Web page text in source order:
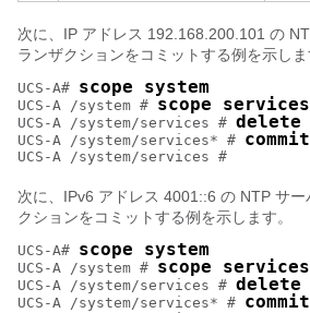
次に、IP アドレス 192.168.200.101 の
ランザクションをコミットする例を示しま
UCS-A# scope system
UCS-A /system # scope services
UCS-A /system/services # delete
UCS-A /system/services* #
次に、IPv6 アドレス 4001::6 の NTP サ
クションをコミットする例を示します。
UCS-A# scope system
UCS-A /system # scope services
UCS-A /system/services # delete
UCS-A /system/services* #